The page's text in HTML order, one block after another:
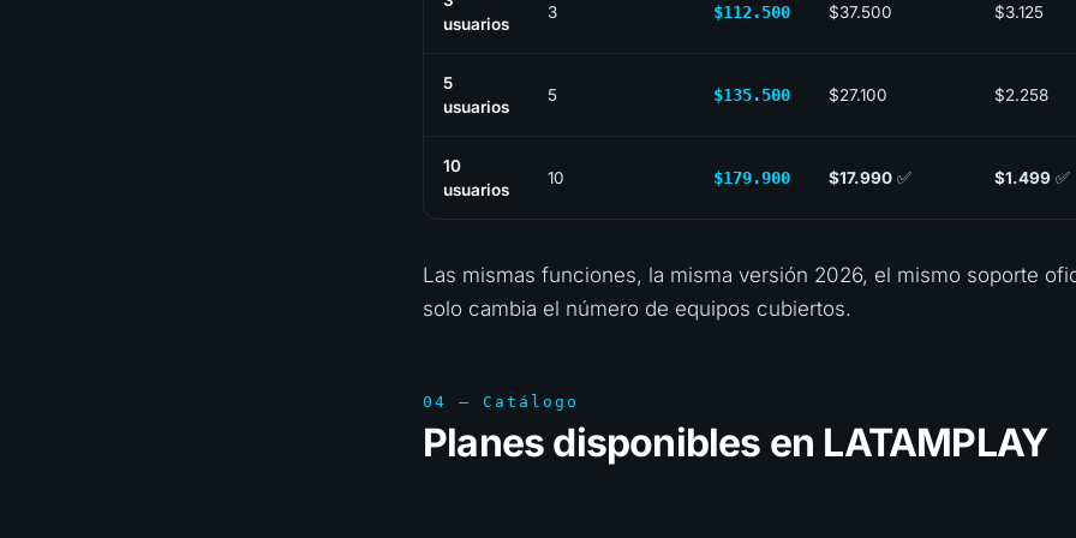
usuarios
3 $112.500 $37.500 $3.125
5
usuarios
5 $135.500 $27.100 $2.258
10
usuarios
10 $179.900 $17.990 ✅ $1.499 ✅
Las mismas funciones, la misma versión 2026, el mismo soporte
solo cambia el número de equipos cubiertos.
04 — Catálogo
Planes disponibles en LATAMPLAY